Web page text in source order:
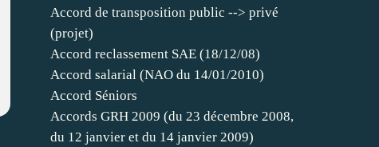
Accord de transposition public --> privé
(projet)
Accord reclassement SAE (18/12/08)
Accord salarial (NAO du 14/01/2010)
Accord Séniors
Accords GRH 2009 (du 23 décembre 2008,
du 12 janvier et du 14 janvier 2009)